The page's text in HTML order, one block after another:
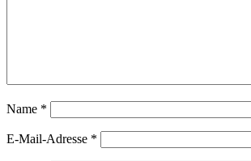
Name *
E-Mail-Adresse *